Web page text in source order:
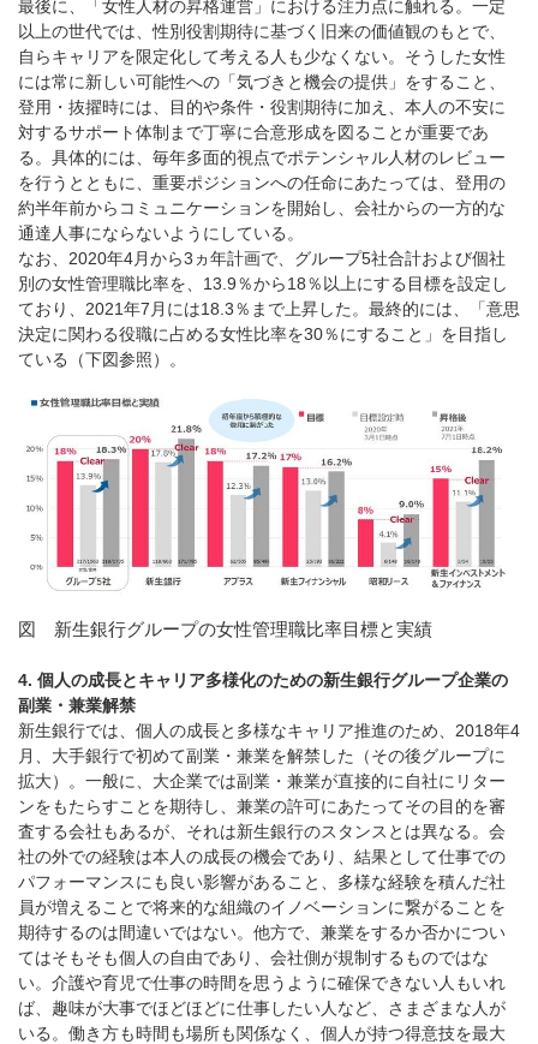
最後に、「女性人材の昇格運営」における注力点に触れる。一定
以上の世代では、性別役割期待に基づく旧来の価値観のもとで、
自らキャリアを限定化して考える人も少なくない。そうした女性
には常に新しい可能性への「気づきと機会の提供」をすること、
登用・抜擢時には、目的や条件・役割期待に加え、本人の不安に
対するサポート体制まで丁寧に合意形成を図ることが重要であ
る。具体的には、毎年多面的視点でポテンシャル人材のレビュー
を行うとともに、重要ポジションへの任命にあたっては、登用の
約半年前からコミュニケーションを開始し、会社からの一方的な
通達人事にならないようにしている。
なお、2020年4月から3ヵ年計画で、グループ5社合計および個社
別の女性管理職比率を、13.9％から18％以上にする目標を設定し
ており、2021年7月には18.3％まで上昇した。最終的には、「意思
決定に関わる役職に占める女性比率を30％にすること」を目指し
ている（下図参照）。
図 新生銀行グループの女性管理職比率目標と実績
4. 個人の成長とキャリア多様化のための新生銀行グループ企業の
副業・兼業解禁
新生銀行では、個人の成長と多様なキャリア推進のため、2018年4
月、大手銀行で初めて副業・兼業を解禁した（その後グループに
拡大）。一般に、大企業では副業・兼業が直接的に自社にリター
ンをもたらすことを期待し、兼業の許可にあたってその目的を審
査する会社もあるが、それは新生銀行のスタンスとは異なる。会
社の外での経験は本人の成長の機会であり、結果として仕事での
パフォーマンスにも良い影響があること、多様な経験を積んだ社
員が増えることで将来的な組織のイノベーションに繋がることを
期待するのは間違いではない。他方で、兼業をするか否かについ
てはそもそも個人の自由であり、会社側が規制するものではな
い。介護や育児で仕事の時間を思うように確保できない人もいれ
ば、趣味が大事でほどほどに仕事したい人など、さまざまな人が
いる。働き方も時間も場所も関係なく、個人が持つ得意技を最大